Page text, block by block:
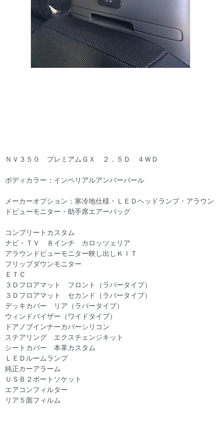
ＮＶ３５０ プレミアムＧＸ ２．５Ｄ ４ＷＤ
ボディカラー：インペリアルアンバーパール
メーカーオプション：寒冷地仕様・ＬＥＤヘッドランプ・アラウン
ドビューモニター・助手席エアーバッグ
コンプリートカスタム
ナビ・ＴＶ ８インチ カロッツェリア
アラウンドビューモニター映し出しＫＩＴ
フリップダウンモニター
ＥＴＣ
３Ｄフロアマット フロント（ラバータイプ）
３Ｄフロアマット セカンド（ラバータイプ）
デッキカバー リア（ラバータイプ）
ウィンドバイザー（ワイドタイプ）
ドアノブインナーカバーシリコン
ステアリング エクスチェンジキット
シートカバー 本革カスタム
ＬＥＤルームランプ
純正カーアラーム
ＵＳＢ２ポートソケット
エアコンフィルター
リア５面フィルム